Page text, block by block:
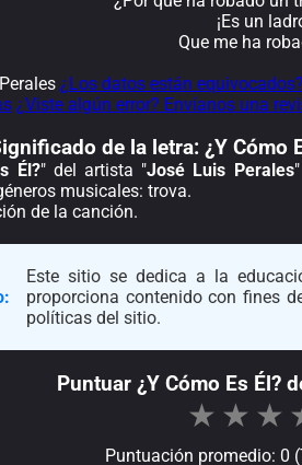
¡Es un
Que me ha
¿Los datos están
¿Viste algún error? Envíanos una
de la letra: ¿Y Cómo
Él?" del artista "José Luis Perales
musicales: trova.
de la canción.
Este sitio se dedica a la
proporciona contenido con fines
políticas del sitio.
Puntuar ¿Y Cómo Es Él?
★ ★ ★
Puntuación promedio: 0